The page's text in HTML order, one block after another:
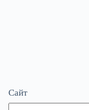
Сайт